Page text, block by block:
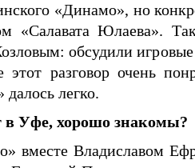
«Динамо», но
«Салавата Юлаева».
обсудили
разговор очень
легко.
в Уфе, хорошо знакомы?
вместе Владиславом